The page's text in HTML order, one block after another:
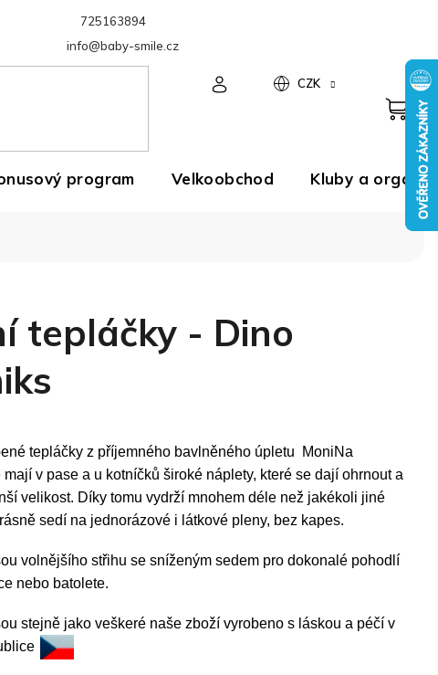
725163894
info@baby-smile.cz
CZK
program Velkoobchod Kluby a
tepláčky - Dino
tepláčky z příjemného bavlněného úpletu MoniNa
mají v pase a u kotníčků široké náplety, které se dají ohrnout a
velikost. Díky tomu vydrží mnohem déle než jakékoli jiné
sedí na jednorázové i látkové pleny, bez kapes.
volnějšího střihu se sníženým sedem pro dokonalé pohodlí
nebo batolete.
stejně jako veškeré naše zboží vyrobeno s láskou a péčí v